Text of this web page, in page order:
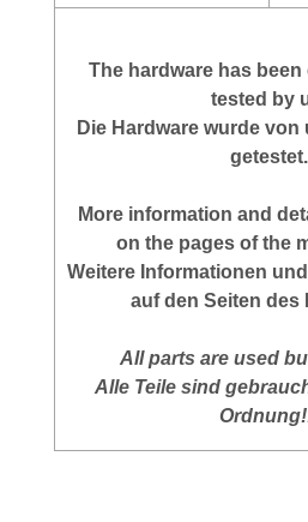
The hardware has been
tested by
Die Hardware wurde
getestet.
More information and
on the pages of the
Weitere Informationen
auf den Seiten des
All parts are used
Alle Teile sind